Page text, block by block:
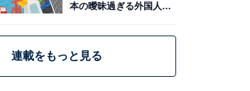
本の曖昧過ぎる外国人政
連載をもっと見る